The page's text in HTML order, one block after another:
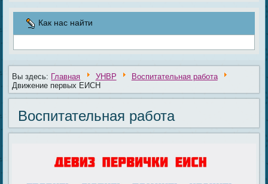
Как нас найти
Вы здесь: Главная УНВР
Воспитательная работа
Движение первых ЕИСН
Воспитательная работа